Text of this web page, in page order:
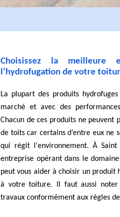
Choisissez la meilleure
l’hydrofugation de votre
La plupart des produits
marché et avec des
Chacun de ces produits ne peuvent
de toits car certains d’entre eux ne
qui régit l'environnement. À
entreprise opérant dans le
peut vous aider à choisir un produit
à votre toiture. Il faut aussi
travaux conformément aux règles de